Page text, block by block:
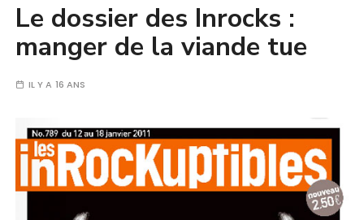
Le dossier des Inrocks :
manger de la viande tue
IL Y A 16 ANS